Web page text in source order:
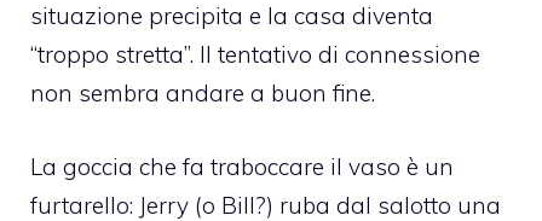
situazione precipita e la casa diventa
“troppo stretta”. Il tentativo di connessione
non sembra andare a buon fine.
La goccia che fa traboccare il vaso è un
furtarello: Jerry (o Bill?) ruba dal salotto una